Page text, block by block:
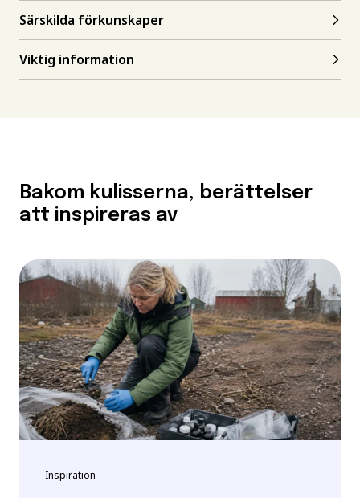
Särskilda förkunskaper
Viktig information
Bakom kulisserna, berättelser
att inspireras av
Inspiration